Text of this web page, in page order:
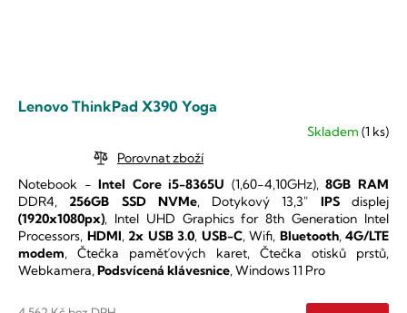
Lenovo ThinkPad X390 Yoga
je
5,0
z
5
hvězdiček.
Skladem(1 ks)
Porovnat zboží
Notebook -Intel Core i5-8365U (1,60-4,10GHz),8GB RAM
DDR4, 256GB SSD NVMe, Dotykový 13,3" IPSdisplej
(1920x1080px), Intel UHD Graphics for 8th Generation Intel
Processors, HDMI, 2x USB 3.0, USB-C, Wifi, Bluetooth, 4G/LTE
modem, Čtečka paměťových karet, Čtečka otisků prstů,
Webkamera,Podsvícená klávesnice, Windows 11 Pro